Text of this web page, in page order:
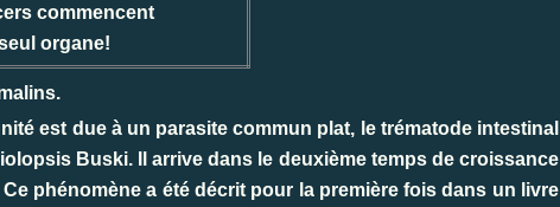
commencent
organe!
est due à un parasite commun plat, le trématode intestinal
Buski. Il arrive dans le deuxième temps de croissance
phénomène a été décrit pour la première fois dans un livre